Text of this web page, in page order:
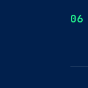
06